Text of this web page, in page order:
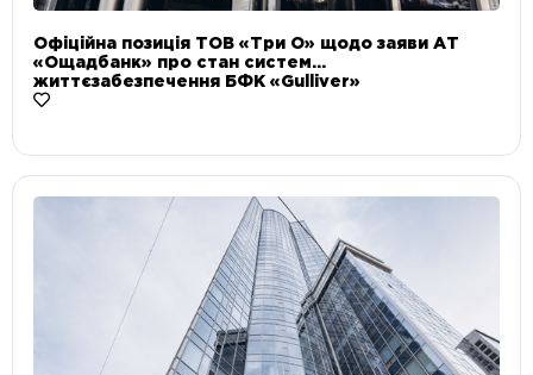
Офіційна позиція ТОВ «Три О» щодо заяви АТ
«Ощадбанк» про стан систем
життєзабезпечення БФК «Gulliver»